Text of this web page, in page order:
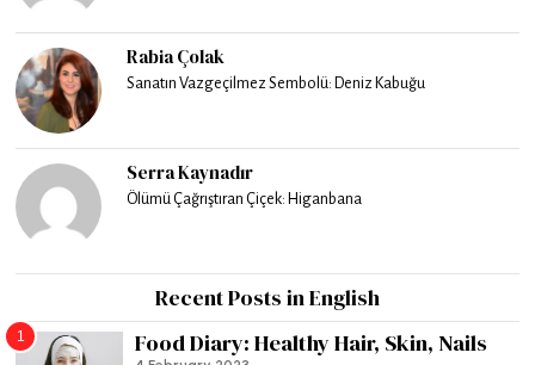
Rabia Çolak
Sanatın Vazgeçilmez Sembolü: Deniz Kabuğu
Serra Kaynadır
Ölümü Çağrıştıran Çiçek: Higanbana
Recent Posts in English
1 Food Diary: Healthy Hair, Skin, Nails